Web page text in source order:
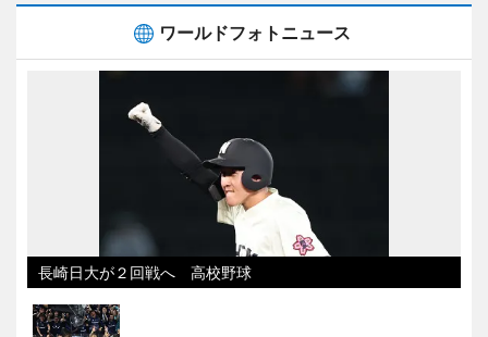
ワールドフォトニュース
長崎日大が２回戦へ 高校野球